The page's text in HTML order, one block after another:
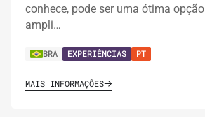
conhece, pode ser uma ótima
ampli…
BRA EXPERIÊNCIAS PT
MAIS INFORMAÇÕES